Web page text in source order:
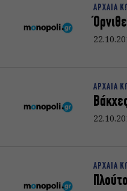
ΑΡΧΑΙΑ
ΑΡΧΑΙΑ
ΑΡΧΑΙΑ